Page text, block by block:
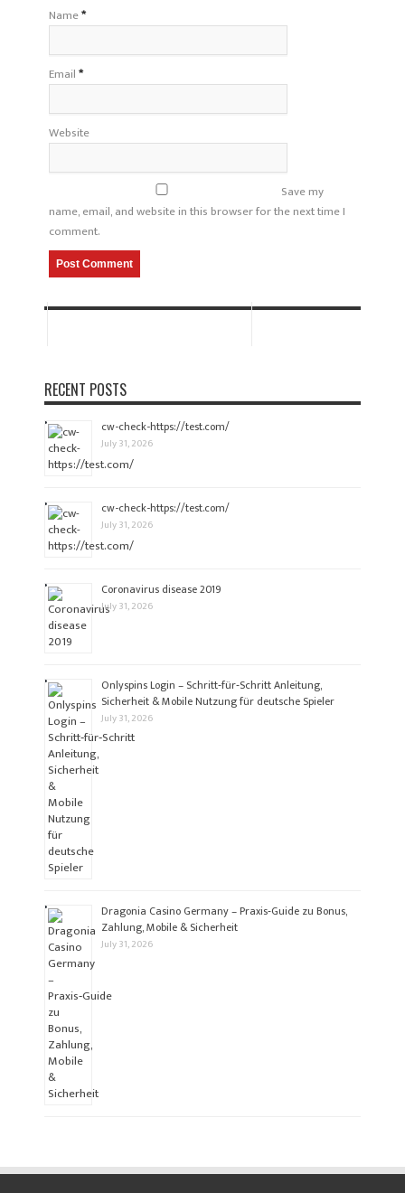
Name*
Email*
Website
Save my
name, email, and website in this browser for the next time I
comment.
RECENT POSTS
cw-check-https://test.com/
July 31, 2026
cw-check-https://test.com/
July 31, 2026
Coronavirus disease 2019
July 31, 2026
Onlyspins Login – Schritt‑für‑Schritt Anleitung,
Sicherheit & Mobile Nutzung für deutsche Spieler
July 31, 2026
Dragonia Casino Germany – Praxis‑Guide zu Bonus,
Zahlung, Mobile & Sicherheit
July 31, 2026